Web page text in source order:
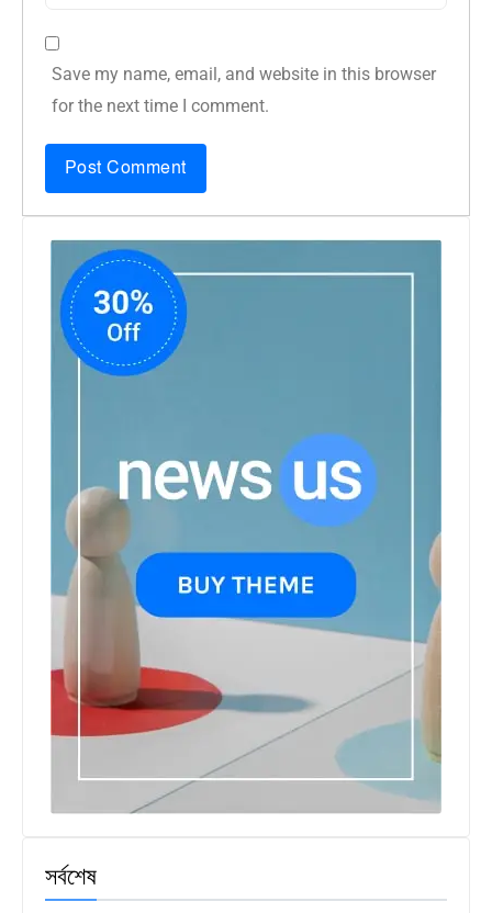
Save my name, email, and website in this browser
for the next time I comment.
সর্বশেষ